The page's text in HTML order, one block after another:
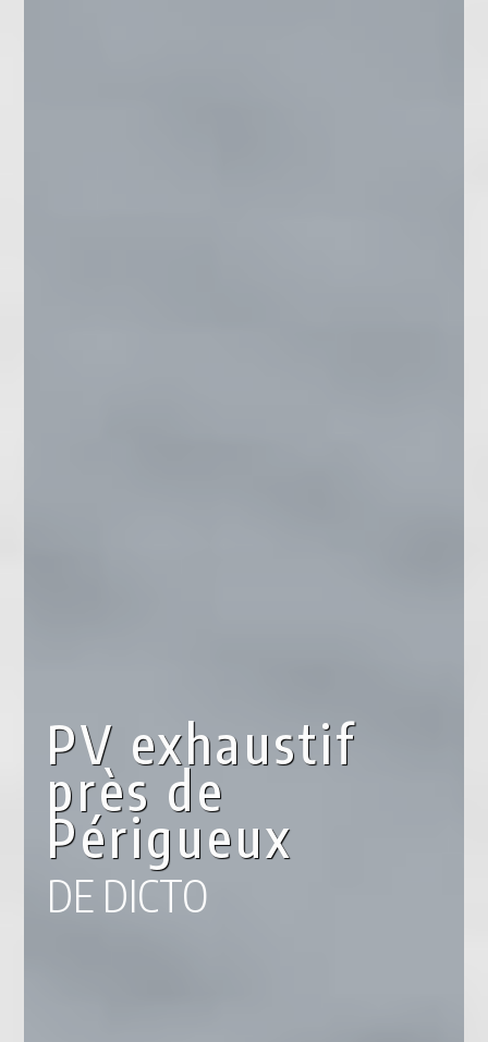
PV exhaustif
près de
Périgueux
DE DICTO